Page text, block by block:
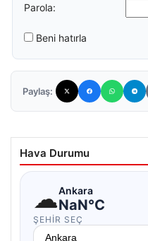
Parola:
Beni hatırla
Paylaş:
Hava Durumu
☁Ankara
NaN°C
ŞEHIR SEÇ